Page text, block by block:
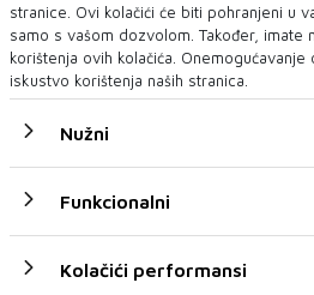
DNEVNI
stranice. Ovi kolačići će biti pohranjeni u
samo s vašom dozvolom. Također, imate
korištenja ovih kolačića.
iskustvo korištenja naših stranica.
Nužni
Funkcionalni
Kolačići performansi